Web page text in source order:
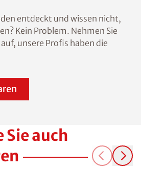
entdeckt und wissen nicht,
Kein Problem. Nehmen Sie
unsere Profis haben die
Sie auch